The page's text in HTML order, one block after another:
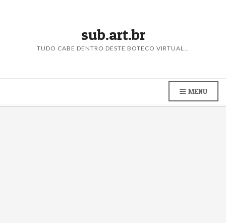
sub.art.br
TUDO CABE DENTRO DESTE BOTECO VIRTUAL…
MENU